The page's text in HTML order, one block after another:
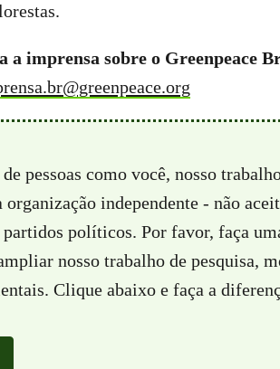
a imprensa sobre o Greenpeace
pessoas como você, nosso
independente - não
partidos políticos. Por favor, faça
nosso trabalho de pesquisa,
Clique abaixo e faça a